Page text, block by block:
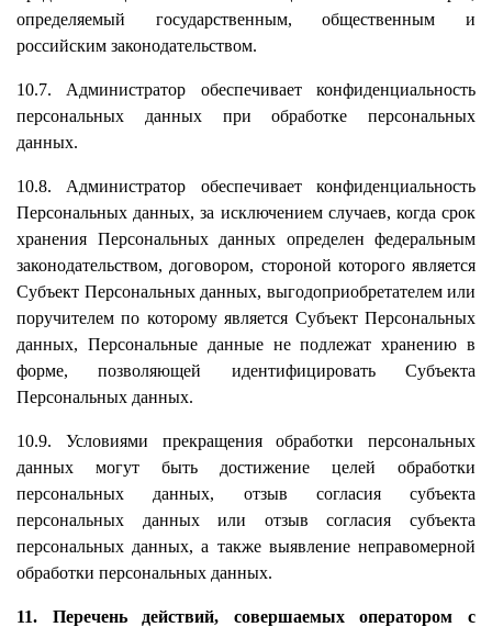
определяемый государственным, общественным и
российским законодательством.
10.7. Администратор обеспечивает конфиденциальность
персональных данных при обработке персональных
данных.
10.8. Администратор обеспечивает конфиденциальность
Персональных данных, за исключением случаев, когда срок
хранения Персональных данных определен федеральным
законодательством, договором, стороной которого является
Субъект Персональных данных, выгодоприобретателем или
поручителем по которому является Субъект Персональных
данных, Персональные данные не подлежат хранению в
форме, позволяющей идентифицировать Субъекта
Персональных данных.
10.9. Условиями прекращения обработки персональных
данных могут быть достижение целей обработки
персональных данных, отзыв согласия субъекта
персональных данных или отзыв согласия субъекта
персональных данных, а также выявление неправомерной
обработки персональных данных.
11. Перечень действий, совершаемых оператором с